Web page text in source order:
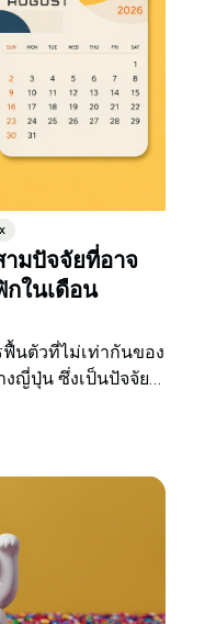
ามปัจจัยที่อาจ
ในเดือน
ฟื้นตัวที่ไม่เท่ากันของ
ญี่ปุ่น ซึ่งเป็นปัจจัย
ามเสี่ยงในภูมิภาค